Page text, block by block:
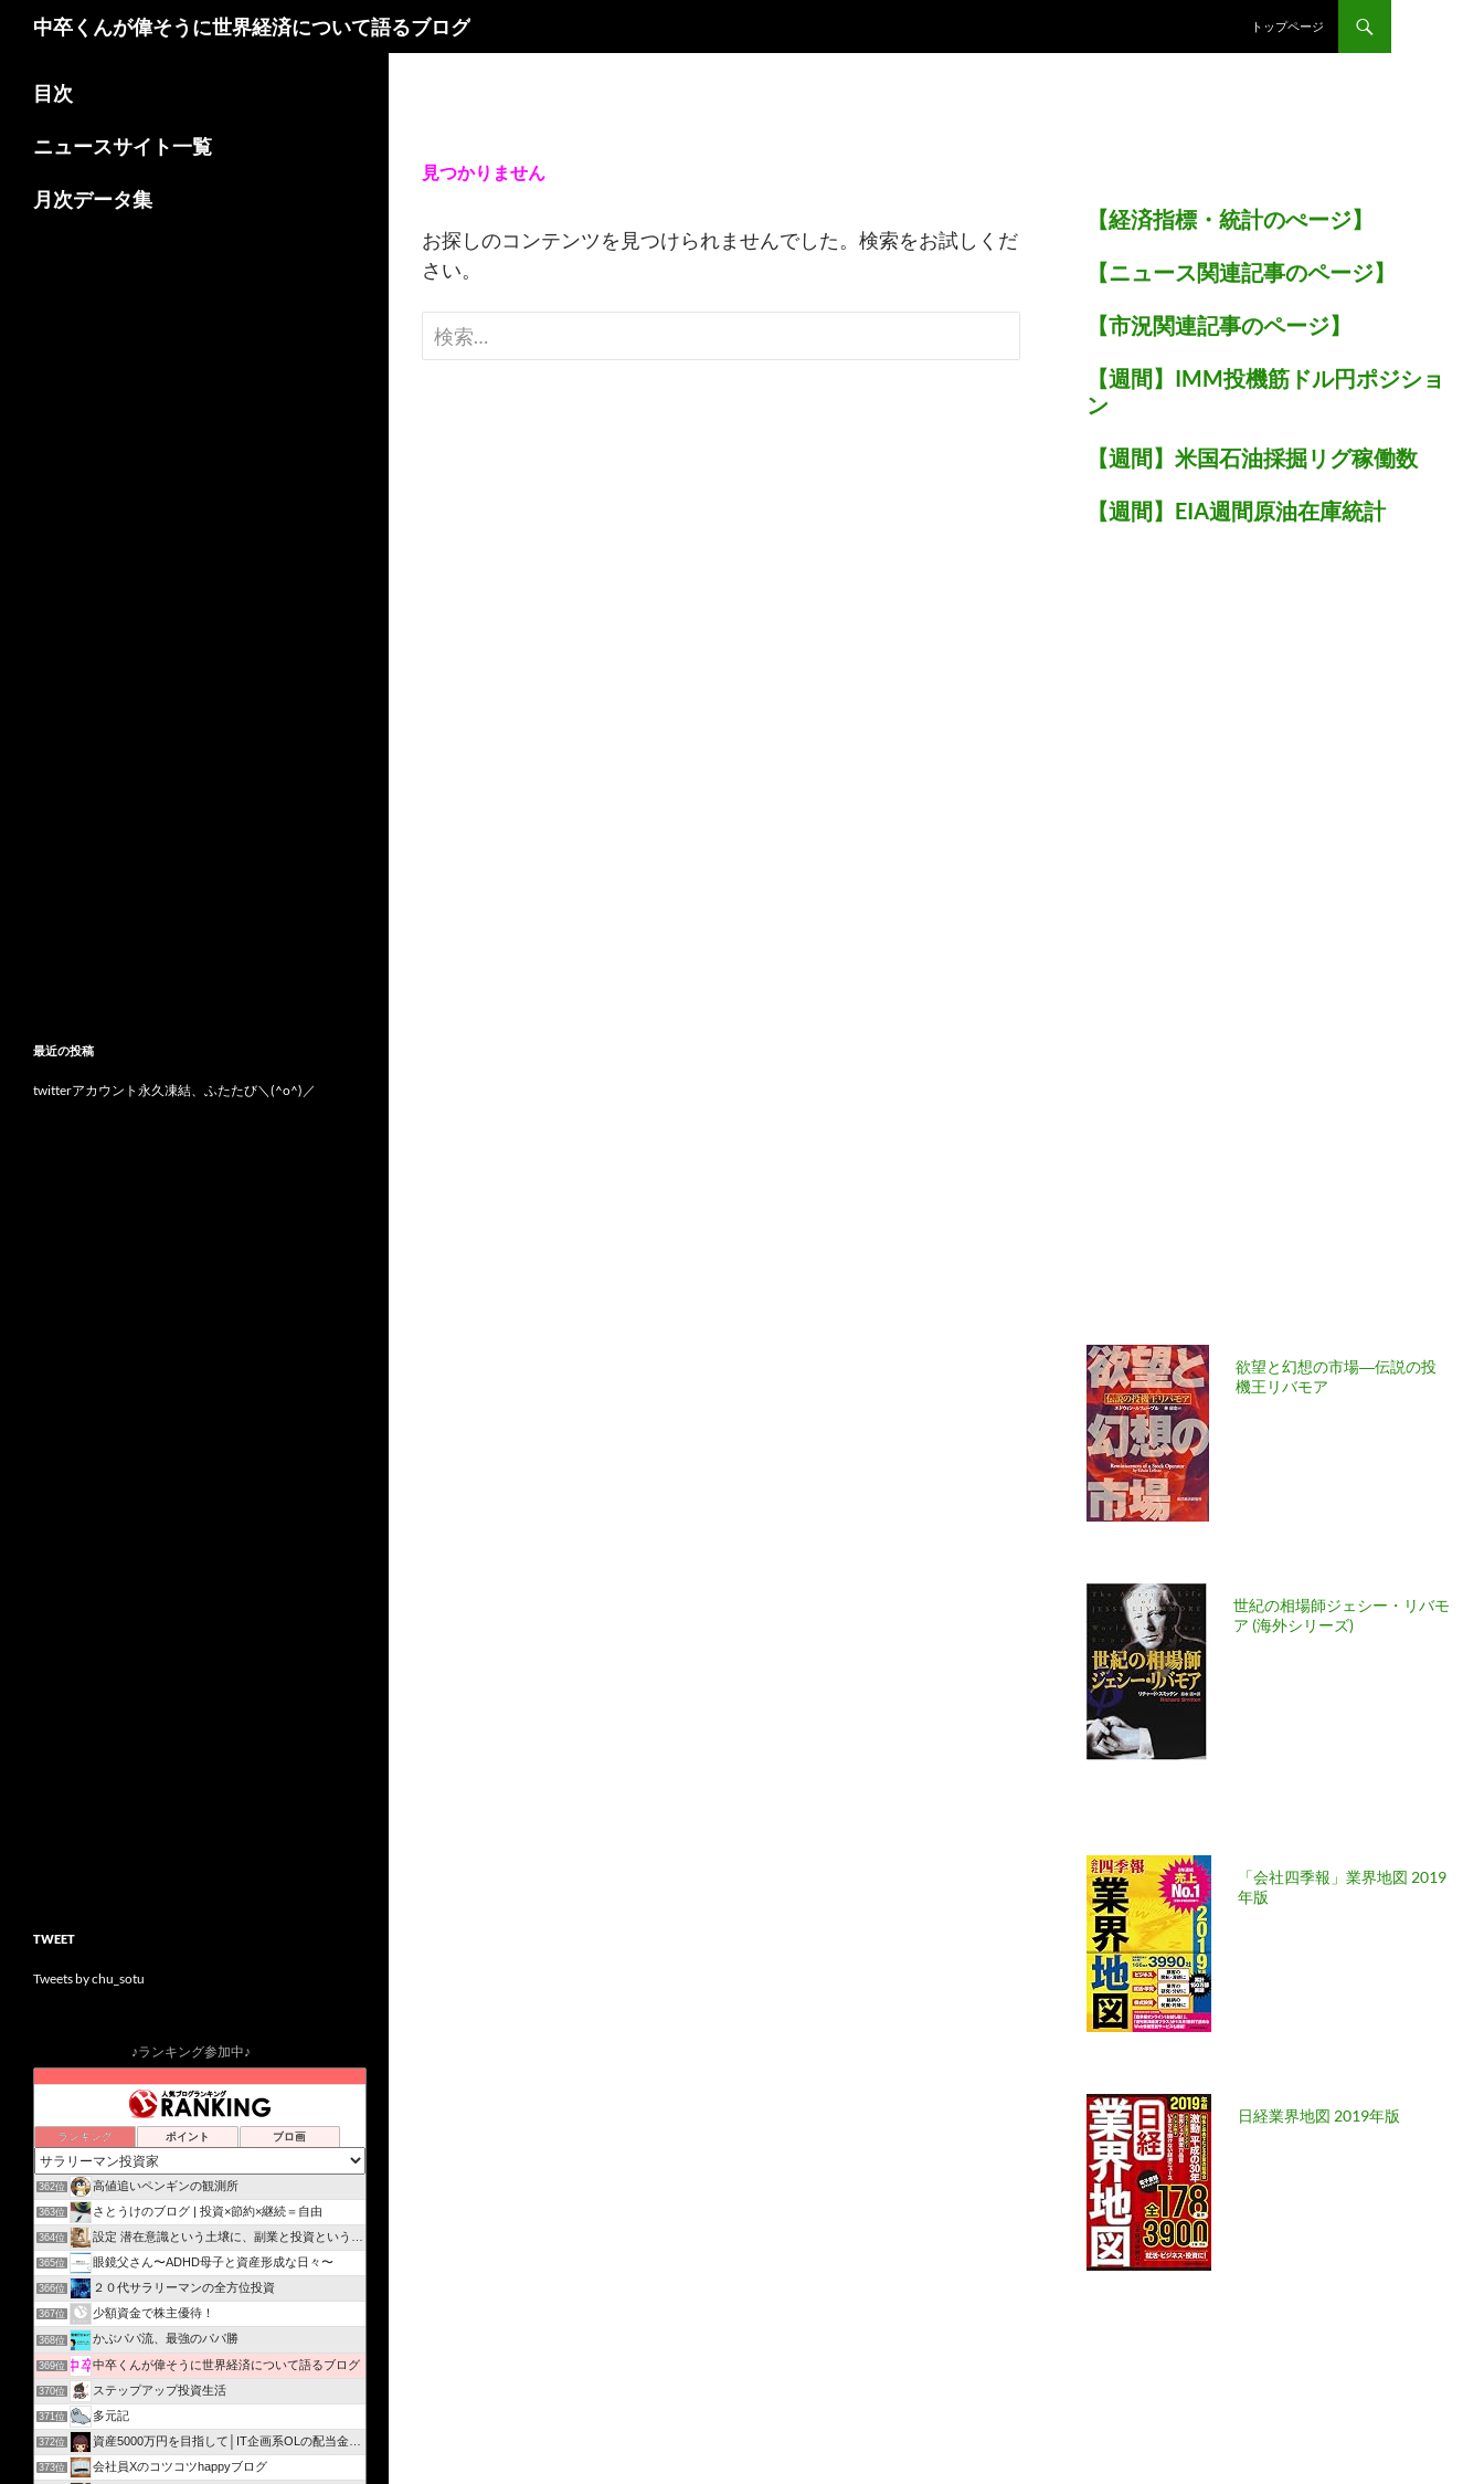
中卒くんが偉そうに世界経済について語るブログ トップページ
見つかりません
お探しのコンテンツを見つけられませんでした。検索をお試しくだ
さい。
検
索:
【経済指標・統計のぺージ】
【ニュース関連記事のページ】
【市況関連記事のページ】
【週間】IMM投機筋ドル円ポジショ
ン
【週間】米国石油採掘リグ稼働数
【週間】EIA週間原油在庫統計
欲望と幻想の市場―伝説の投
機王リバモア
世紀の相場師ジェシー・リバモ
ア (海外シリーズ)
「会社四季報」業界地図 2019
年版
日経業界地図 2019年版
目次
ニュースサイト一覧
月次データ集
最近の投稿
twitterアカウント永久凍結、ふたたび＼(^o^)／
TWEET
Tweets by chu_sotu
♪ランキング参加中♪
ランキング ポイント ブロ画
362位 高値追いペンギンの観測所
363位 さとうけのブログ | 投資×節約×継続＝自由
364位 設定 潜在意識という土壌に、副業と投資という実り
365位 眼鏡父さん〜ADHD母子と資産形成な日々〜
366位 ２０代サラリーマンの全方位投資
367位 少額資金で株主優待！
368位 かぶパパ流、最強のパパ勝
369位 中卒くんが偉そうに世界経済について語るブログ
370位 ステップアップ投資生活
371位 多元記
372位 資産5000万円を目指して│IT企画系OLの配当金生活
373位 会社員Xのコツコツhappyブログ